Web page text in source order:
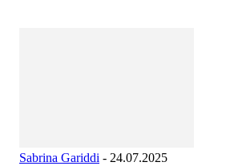
Sabrina Gariddi - 24.07.2025